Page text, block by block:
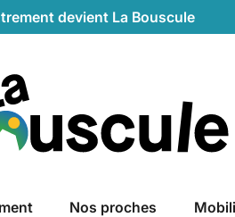
devient La Bouscule
Nos proches